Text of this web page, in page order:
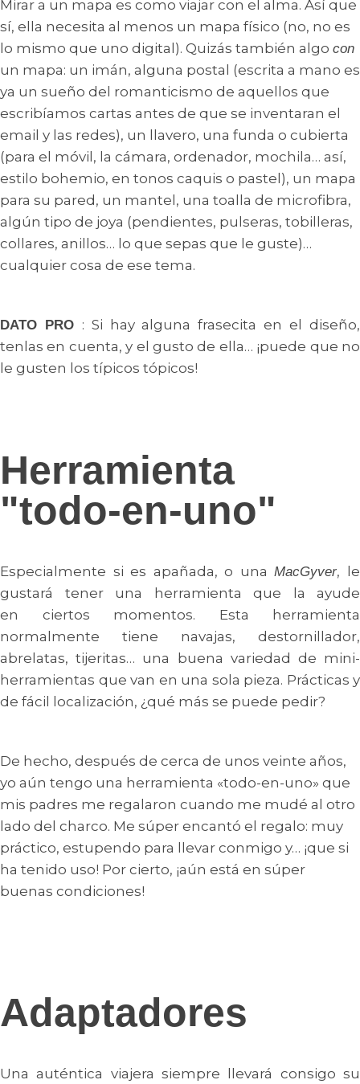
Mirar a un mapa es como viajar con el alma. Así que
sí, ella necesita al menos un mapa físico (no, no es
lo mismo que uno digital). Quizás también algo con
un mapa: un imán, alguna postal (escrita a mano es
ya un sueño del romanticismo de aquellos que
escribíamos cartas antes de que se inventaran el
email y las redes), un llavero, una funda o cubierta
(para el móvil, la cámara, ordenador, mochila… así,
estilo bohemio, en tonos caquis o pastel), un mapa
para su pared, un mantel, una toalla de microfibra,
algún tipo de joya (pendientes, pulseras, tobilleras,
collares, anillos… lo que sepas que le guste)…
cualquier cosa de ese tema.
DATO PRO : Si hay alguna frasecita en el diseño,
tenlas en cuenta, y el gusto de ella… ¡puede que no
le gusten los típicos tópicos!
Herramienta
"todo-en-uno"
Especialmente si es apañada, o unaMacGyver, le
gustará tener una herramienta que la ayude
en ciertos momentos. Esta herramienta
normalmente tiene navajas, destornillador,
abrelatas, tijeritas… una buena variedad de mini-
herramientas que van en una sola pieza. Prácticas y
de fácil localización, ¿qué más se puede pedir?
De hecho, después de cerca de unos veinte años,
yo aún tengo una herramienta «todo-en-uno» que
mis padres me regalaron cuando me mudé al otro
lado del charco. Me súper encantó el regalo: muy
práctico, estupendo para llevar conmigo y… ¡que si
ha tenido uso! Por cierto, ¡aún está en súper
buenas condiciones!
Adaptadores
Una auténtica viajera siempre llevará consigo su